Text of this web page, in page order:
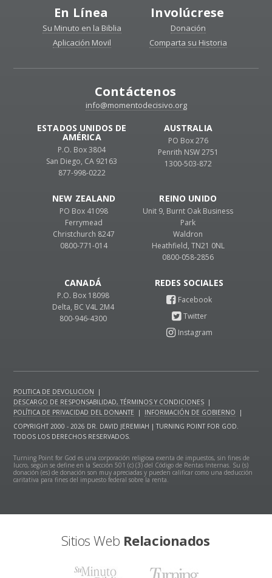
En Línea
Su Minuto en la Biblia
Aplicación Movil
Involúcrese
Donación
Comparta su Historia
Contáctenos
info@momentodecisivo.org
ESTADOS UNIDOS DE
AMÉRICA
P.O. Box 3804
San Diego, CA 92163
877-998-0222
CANADÁ
P.O. Box 18098
Delta, BC V4L 2M4
800-946-4300
REINO UNIDO
Unit 9, Burnt Oak Business
Park
Waldron
Heathfield, TN21 0NL
0800-058-2856
AUSTRALIA
PO Box 276
Penrith NSW 2751
1300-503-872
NEW ZEALAND
PO Box 41098
Ferrymead
Christchurch 8247
0800-771-014
POLITICA DE DEVOLUCION
|
DESCARGO DE RESPONSABILIDAD, TÉRMINOS Y CONDICIONES |
POLÍTICA DE PRIVACIDAD DEL DONANTE
| INFORMACIÓN DE GOBIERNO
|
COPYRIGHT 2000 - 2026 DR. DAVID JEREMIAH | TURNING POINT FOR GOD.
TODOS LOS DERECHOS RESERVADOS.
Turning Point for God es una corporación religiosa exenta de impuestos, sin fines de
lucro, según se define en la Sección 501 (c) (3) del Código de Rentas Internas. Su (s)
donación (es) de donación son muy apreciadas y pueden calificar como una deducción
caritativa para fines del impuesto federal sobre la renta.
Sitios Web Relacionados